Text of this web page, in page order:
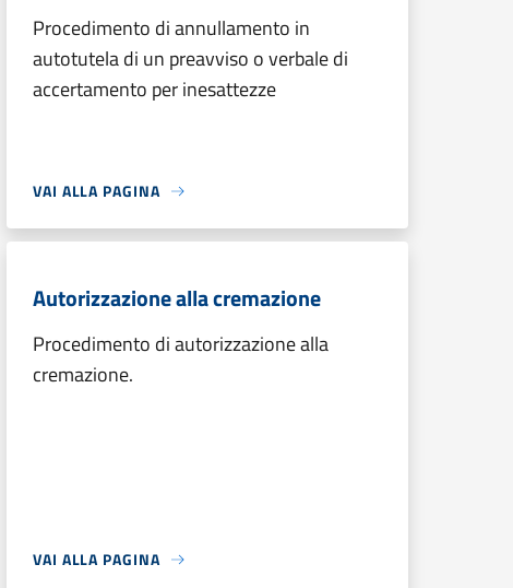
Procedimento di annullamento in
autotutela di un preavviso o verbale di
accertamento per inesattezze
VAI ALLA PAGINA
Autorizzazione alla cremazione
Procedimento di autorizzazione alla
cremazione.
VAI ALLA PAGINA